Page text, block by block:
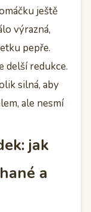
ještě
výrazná,
pepře.
delší redukce.
silná, aby
ale nesmí
jak
a